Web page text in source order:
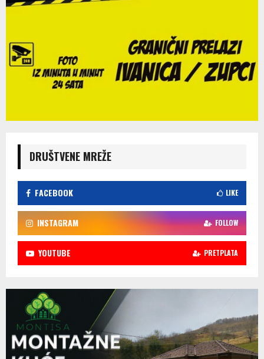
DRUŠTVENE MREŽE
FACEBOOK LIKE
INSTAGRAM FOLLOW
YOUTUBE PRETPLATA